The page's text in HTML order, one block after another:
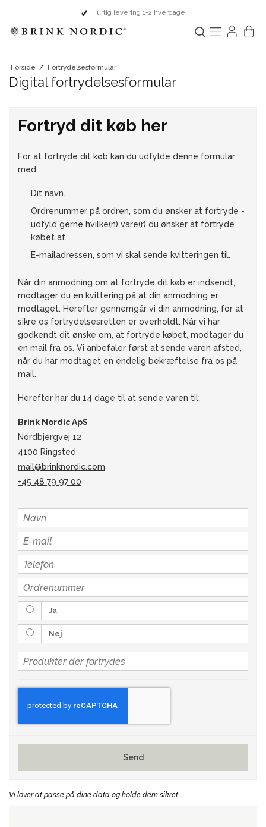
Hurtig levering 1-2 hverdage
Forside / Fortrydelsesformular
Digital fortrydelsesformular
Fortryd dit køb her
For at fortryde dit køb kan du udfylde denne formular
med:
Dit navn.
Ordrenummer på ordren, som du ønsker at fortryde -
udfyld gerne hvilke(n) vare(r) du ønsker at fortryde
købet af.
E-mailadressen, som vi skal sende kvitteringen til.
Når din anmodning om at fortryde dit køb er indsendt,
modtager du en kvittering på at din anmodning er
modtaget. Herefter gennemgår vi din anmodning, for at
sikre os fortrydelsesretten er overholdt. Når vi har
godkendt dit ønske om, at fortryde købet, modtager du
en mail fra os. Vi anbefaler først at sende varen afsted,
når du har modtaget en endelig bekræftelse fra os på
mail.
Herefter har du 14 dage til at sende varen til:
Brink Nordic ApS
Nordbjergvej 12
4100 Ringsted
mail@brinknordic.com
+45 48 79 97 00
Ja
Nej
Send
Vi lover at passe på dine data og holde dem sikret.